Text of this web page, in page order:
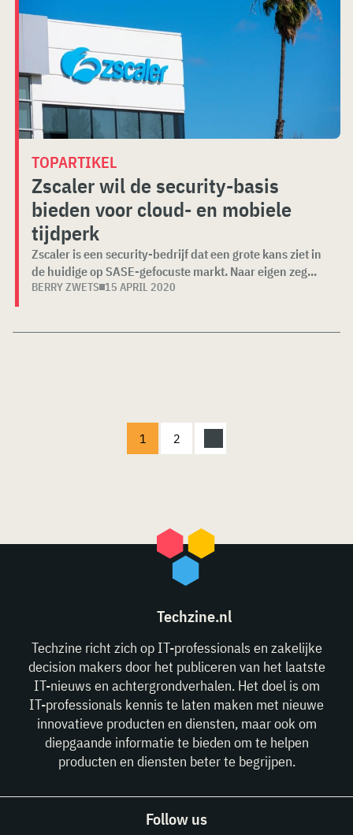
TOPARTIKEL
Zscaler wil de security-basis
bieden voor cloud- en mobiele
tijdperk
Zscaler is een security-bedrijf dat een grote kans ziet in
de huidige op SASE-gefocuste markt. Naar eigen zeg...
BERRY ZWETS 15 APRIL 2020
1 2
Techzine.nl
Techzine richt zich op IT-professionals en zakelijke
decision makers door het publiceren van het laatste
IT-nieuws en achtergrondverhalen. Het doel is om
IT-professionals kennis te laten maken met nieuwe
innovatieve producten en diensten, maar ook om
diepgaande informatie te bieden om te helpen
producten en diensten beter te begrijpen.
Follow us